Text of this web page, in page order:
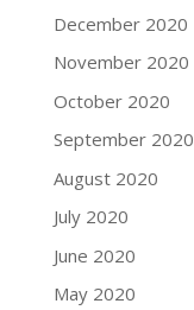
December 2020
November 2020
October 2020
September 2020
August 2020
July 2020
June 2020
May 2020